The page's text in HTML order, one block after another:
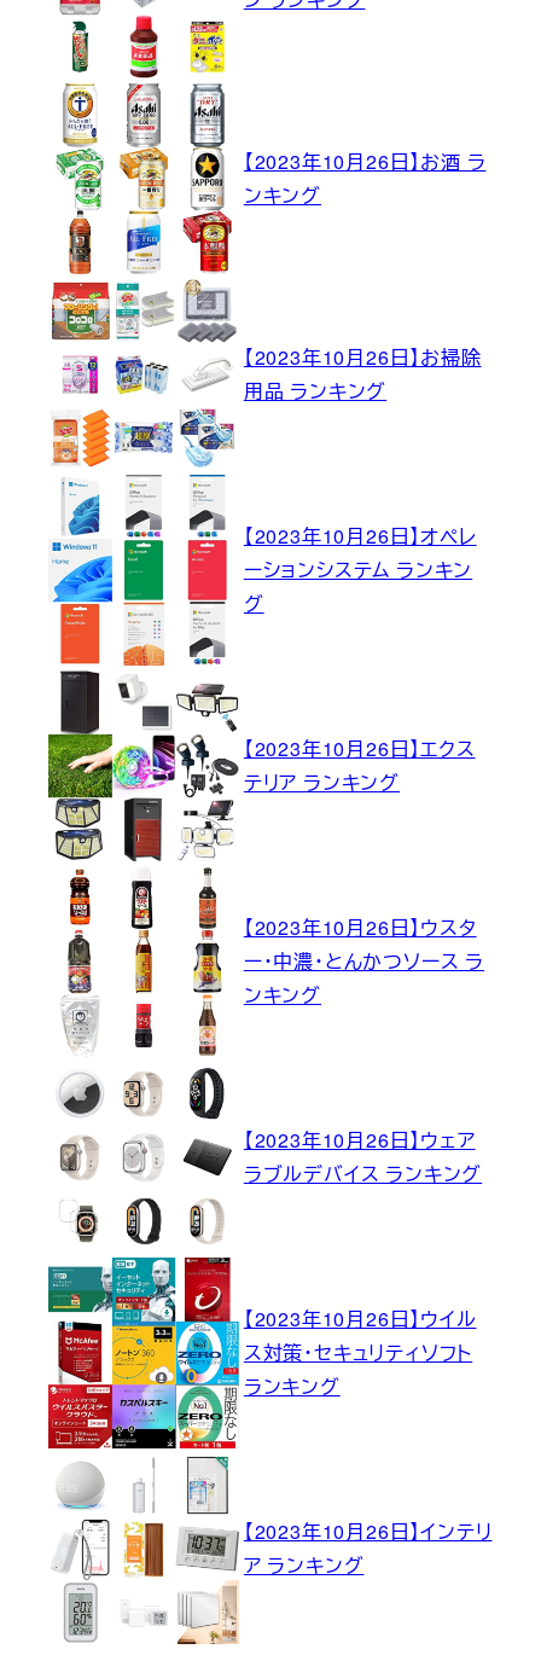
【2023年10月26日】お酒 ラ
ンキング
【2023年10月26日】お掃除
用品 ランキング
【2023年10月26日】オペレ
ーションシステム ランキン
グ
【2023年10月26日】エクス
テリア ランキング
【2023年10月26日】ウスタ
ー・中濃・とんかつソース ラ
ンキング
【2023年10月26日】ウェア
ラブルデバイス ランキング
【2023年10月26日】ウイル
ス対策・セキュリティソフト
ランキング
【2023年10月26日】インテリ
ア ランキング